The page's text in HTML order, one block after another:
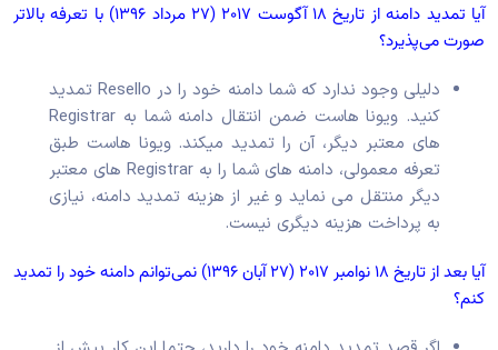
آیا تمدید دامنه از تاریخ ۱۸ آگوست ۲۰۱۷ (۲۷ مرداد ۱۳۹۶) با تعرفه بالاتر
صورت می‌پذیرد؟
دلیلی وجود ندارد که شما دامنه خود را در Resello تمدید
کنید. ویونا هاست ضمن انتقال دامنه شما به Registrar
های معتبر دیگر، آن را تمدید می‎کند. ویونا هاست طبق
تعرفه معمولی، دامنه های شما را به Registrar های معتبر
دیگر منتقل می نماید و غیر از هزینه تمدید دامنه، نیازی
به پرداخت هزینه دیگری نیست.
آیا بعد از تاریخ ۱۸ نوامبر ۲۰۱۷ (۲۷ آبان ۱۳۹۶) نمی‌توانم دامنه خود را تمدید
کنم؟